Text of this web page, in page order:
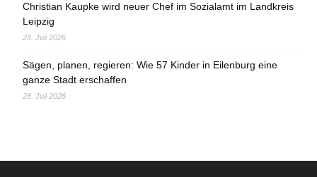
Christian Kaupke wird neuer Chef im Sozialamt im Landkreis
Leipzig
28. Juli 2026
Sägen, planen, regieren: Wie 57 Kinder in Eilenburg eine
ganze Stadt erschaffen
28. Juli 2026